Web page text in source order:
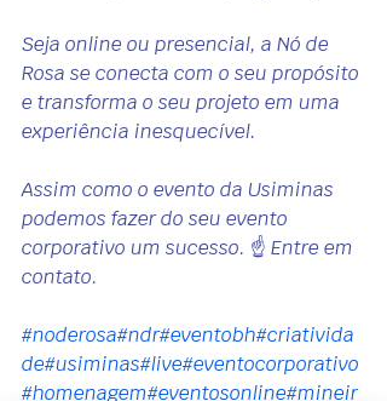
Seja online ou presencial, a Nó de
Rosa se conecta com o seu propósito
e transforma o seu projeto em uma
experiência inesquecível.
Assim como o evento da Usiminas
podemos fazer do seu evento
corporativo um sucesso. ☝️ Entre em
contato.
#noderosa#ndr#eventobh#criativida
de#usiminas#live#eventocorporativo
#homenagem#eventosonline#mineir